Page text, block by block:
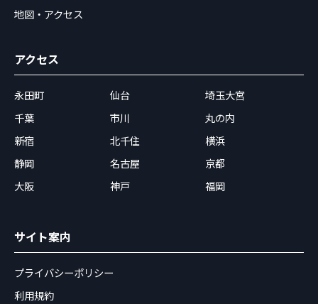
地図・アクセス
アクセス
永田町 仙台
埼玉大宮
千葉
市川
丸の内
新宿
北千住
横浜
静岡
名古屋
京都
大阪
神戸 福岡
サイト案内
プライバシーポリシー
利用規約